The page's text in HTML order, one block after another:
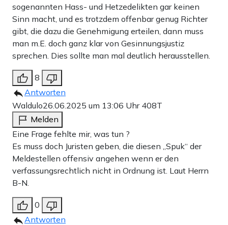
sogenannten Hass- und Hetzedelikten gar keinen
Sinn macht, und es trotzdem offenbar genug Richter
gibt, die dazu die Genehmigung erteilen, dann muss
man m.E. doch ganz klar von Gesinnungsjustiz
sprechen. Dies sollte man mal deutlich herausstellen.
8
Antworten
Waldulo26.06.2025 um 13:06 Uhr 408T
Melden
Eine Frage fehlte mir, was tun ?
Es muss doch Juristen geben, die diesen „Spuk“ der
Meldestellen offensiv angehen wenn er den
verfassungsrechtlich nicht in Ordnung ist. Laut Herrn
B-N.
0
Antworten